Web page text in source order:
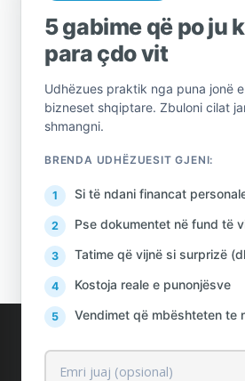
AlProfit
5 gabime që po ju
para çdo vit
Udhëzues praktik nga puna jonë
bizneset shqiptare. Zbuloni cilat
shmangni.
BRENDA UDHËZUESIT GJENI:
Si të ndani financat
Pse dokumentet në fund të
Tatime që vijnë si surprizë
Kostoja reale e punonjësve
Vendimet që mbështeten te